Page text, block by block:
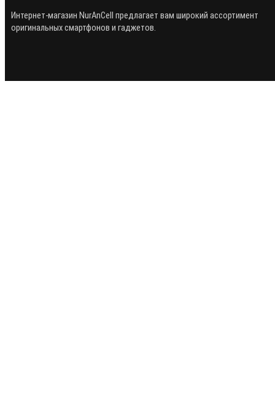
Интернет-магазин NurAnCell предлагает вам широкий ассортимент
оригинальных смартфонов и гаджетов.